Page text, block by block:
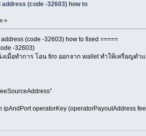
(code -32603) how to
»
(code -32603) how to fixed =====
-32603)
เมื่อทำการ โอน firo ออกจาก wallet ทำให้เหรียญตำ
ipAndPort operatorKey (operatorPayoutAddress